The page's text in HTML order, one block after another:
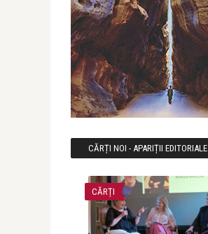
CĂRȚI NOI - APARIȚII EDITORIALE
CĂRȚI